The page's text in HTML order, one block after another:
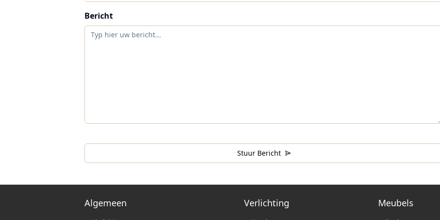
Bericht
Stuur Bericht
Algemeen Verlichting Meubels